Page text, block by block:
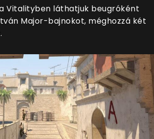
Vitalityben láthatjuk beugróként
Major-bajnokot, méghozzá két